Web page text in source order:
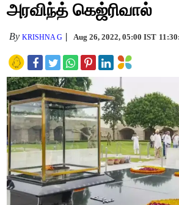
அரவிந்த் கெஜ்ரிவால்
ByKRISHNA G Aug 26, 2022, 05:00 IST